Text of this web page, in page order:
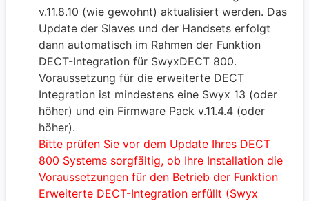
v.11.8.10 (wie gewohnt) aktualisiert werden. Das
Update der Slaves und der Handsets erfolgt
dann automatisch im Rahmen der Funktion
DECT-Integration für SwyxDECT 800.
Voraussetzung für die erweiterte DECT
Integration ist mindestens eine Swyx 13 (oder
höher) und ein Firmware Pack v.11.4.4 (oder
höher).
Bitte prüfen Sie vor dem Update Ihres DECT
800 Systems sorgfältig, ob Ihre Installation die
Voraussetzungen für den Betrieb der Funktion
Erweiterte DECT-Integration erfüllt (Swyx